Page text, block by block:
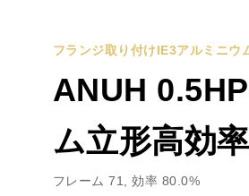
フランジ取り付けIE3アルミニウ
ANUH
ム立形高効
フレーム 71, 効率 80.0%